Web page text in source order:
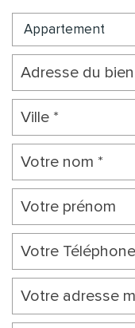
Appartement